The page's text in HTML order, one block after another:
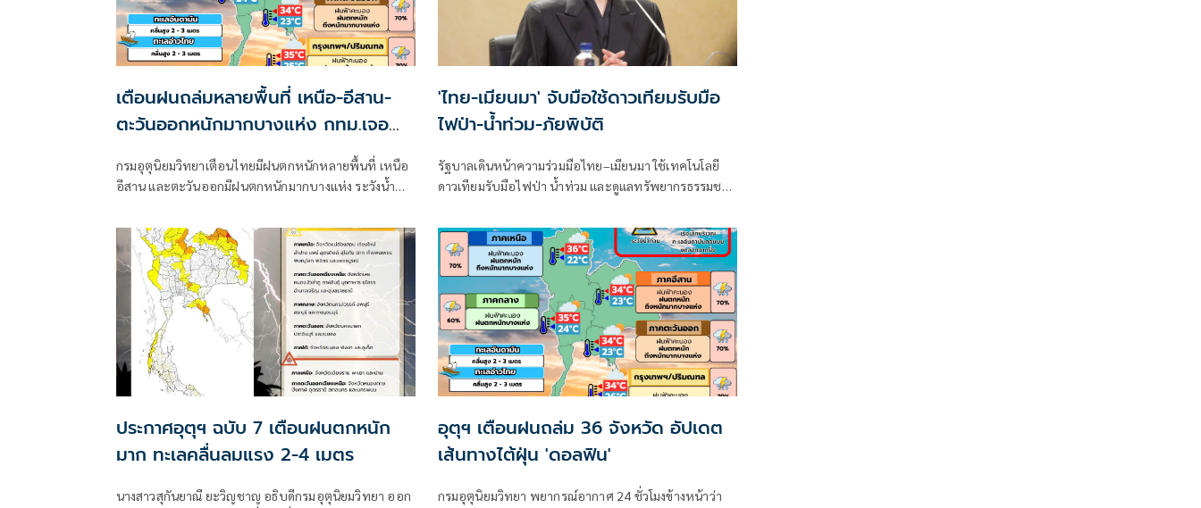
เตือนฝนถล่มหลายพื้นที่ เหนือ-อีสาน-
ตะวันออกหนักมากบางแห่ง กทม.เจอ
กรมอุตุนิยมวิทยาเตือนไทยมีฝนตกหนักหลายพื้นที่ เหนือ
อีสาน และตะวันออกมีฝนตกหนักมากบางแห่ง ระวังน้ำ
อ่าวไทยตอนบนคลื่นสูง 2-3 เมตร เรือเล็กควรงดออกจาก
ฝั่ง ส่วนไต้ฝุ่น “ดอลฟิน” ไม่เข้าไทย
'ไทย-เมียนมา' จับมือใช้ดาวเทียมรับมือ
ไฟป่า-น้ำท่วม-ภัยพิบัติ
รัฐบาลเดินหน้าความร่วมมือไทย–เมียนมา ใช้เทคโนโลยี
ดาวเทียมรับมือไฟป่า น้ำท่วม และดูแลทรัพยากรธรรมชาติ
กัน
ประกาศอุตุฯ ฉบับ 7 เตือนฝนตกหนัก
มาก ทะเลคลื่นลมแรง 2-4 เมตร
นางสาวสุกันยาณี ยะวิญชาญ อธิบดีกรมอุตุนิยมวิทยา ออก
อุตุฯ เตือนฝนถล่ม 36 จังหวัด อัปเดต
เส้นทางไต้ฝุ่น 'ดอลฟิน'
กรมอุตุนิยมวิทยา พยากรณ์อากาศ 24 ชั่วโมงข้างหน้าว่า